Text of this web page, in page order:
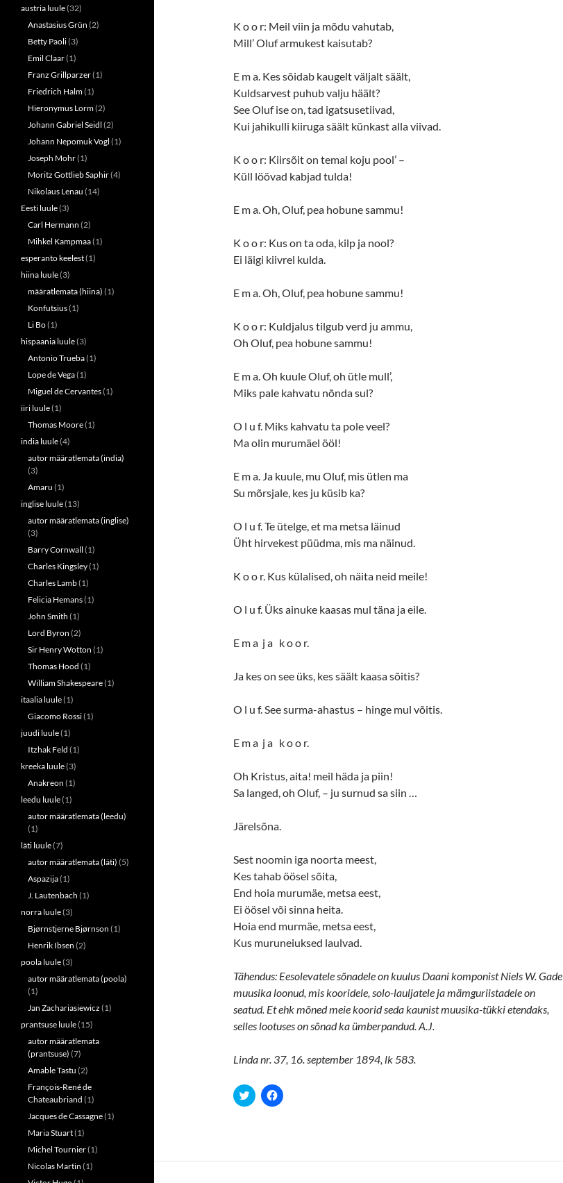
K o o r: Meil viin ja mõdu vahutab,
Mill’ Oluf armukest kaisutab?
E m a. Kes sõidab kaugelt väljalt säält,
Kuldsarvest puhub valju häält?
See Oluf ise on, tad igatsusetiivad,
Kui jahikulli kiiruga säält künkast alla viivad.
K o o r: Kiirsõit on temal koju pool’ –
Küll löövad kabjad tulda!
E m a. Oh, Oluf, pea hobune sammu!
K o o r: Kus on ta oda, kilp ja nool?
Ei läigi kiivrel kulda.
E m a. Oh, Oluf, pea hobune sammu!
K o o r: Kuldjalus tilgub verd ju ammu,
Oh Oluf, pea hobune sammu!
E m a. Oh kuule Oluf, oh ütle mull’,
Miks pale kahvatu nõnda sul?
O l u f. Miks kahvatu ta pole veel?
Ma olin murumäel ööl!
E m a. Ja kuule, mu Oluf, mis ütlen ma
Su mõrsjale, kes ju küsib ka?
O l u f. Te ütelge, et ma metsa läinud
Üht hirvekest püüdma, mis ma näinud.
K o o r. Kus külalised, oh näita neid meile!
O l u f. Üks ainuke kaasas mul täna ja eile.
E m a j a k o o r.
Ja kes on see üks, kes säält kaasa sõitis?
O l u f. See surma-ahastus – hinge mul võitis.
E m a j a k o o r.
Oh Kristus, aita! meil häda ja piin!
Sa langed, oh Oluf, – ju surnud sa siin …
Järelsõna.
Sest noomin iga noorta meest,
Kes tahab öösel sõita,
End hoia murumäe, metsa eest,
Ei öösel või sinna heita.
Hoia end murmäe, metsa eest,
Kus muruneiuksed laulvad.
Tähendus: Eesolevatele sõnadele on kuulus Daani komponist Niels W. Gade
muusika loonud, mis kooridele, solo-lauljatele ja mämguriistadele on
seatud. Et ehk mõned meie koorid seda kaunist muusika-tükki etendaks,
selles lootuses on sõnad ka ümberpandud. A.J.
Linda nr. 37, 16. september 1894, lk 583.
C
l
h
C
l
h
austria luule(32)
Anastasius Grün (2)
Betty Paoli(3)
Emil Claar(1)
Franz Grillparzer(1)
Friedrich Halm(1)
Hieronymus Lorm(2)
Johann Gabriel Seidl (2)
Johann Nepomuk Vogl (1)
Joseph Mohr(1)
Moritz Gottlieb Saphir(4)
Nikolaus Lenau (14)
Eesti luule(3)
Carl Hermann (2)
Mihkel Kampmaa(1)
esperanto keelest(1)
hiina luule(3)
määratlemata (hiina) (1)
Konfutsius(1)
Li Bo(1)
hispaania luule(3)
Antonio Trueba(1)
Lope de Vega(1)
Miguel de Cervantes(1)
iiri luule(1)
Thomas Moore(1)
india luule(4)
autor määratlemata (india)
(3)
Amaru (1)
inglise luule(13)
autor määratlemata (inglise)
(3)
Barry Cornwall (1)
Charles Kingsley(1)
Charles Lamb(1)
Felicia Hemans(1)
John Smith (1)
Lord Byron (2)
Sir Henry Wotton (1)
Thomas Hood (1)
William Shakespeare(1)
itaalia luule(1)
Giacomo Rossi(1)
juudi luule(1)
Itzhak Feld (1)
kreeka luule(3)
Anakreon (1)
leedu luule(1)
autor määratlemata (leedu)
(1)
läti luule(7)
autor määratlemata (läti) (5)
Aspazija(1)
J. Lautenbach (1)
norra luule(3)
Bjørnstjerne Bjørnson (1)
Henrik Ibsen (2)
poola luule(3)
autor määratlemata (poola)
(1)
Jan Zachariasiewicz (1)
prantsuse luule(15)
autor määratlemata
(prantsuse) (7)
Amable Tastu (2)
François-René de
Chateaubriand (1)
Jacques de Cassagne(1)
Maria Stuart(1)
Michel Tournier(1)
Nicolas Martin (1)